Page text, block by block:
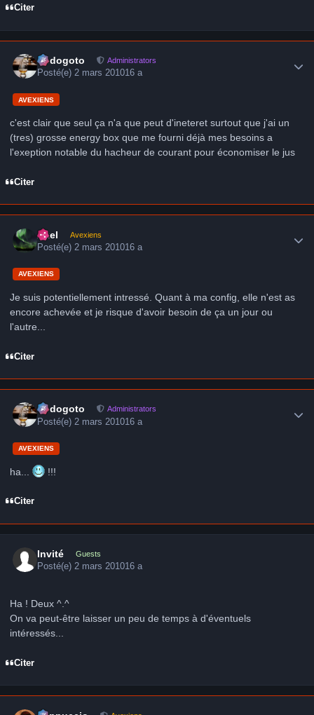
Citer
frédogoto Administrators
Posté(e)2 mars 201016 a
AVEXIENS
c'est clair que seul ça n'a que peut d'ineteret surtout que j'ai un
(tres) grosse energy box que me fourni déjà mes besoins a
l'exeption notable du hacheur de courant pour économiser le jus
Citer
Axel Avexiens
Posté(e)2 mars 201016 a
AVEXIENS
Je suis potentiellement intressé. Quant à ma config, elle n'est as
encore achevée et je risque d'avoir besoin de ça un jour ou
l'autre...
Citer
frédogoto Administrators
Posté(e) 2 mars 201016 a
AVEXIENS
ha... !!!
Citer
Invité Guests
Posté(e)2 mars 201016 a
Ha ! Deux ^.^
On va peut-être laisser un peu de temps à d'éventuels
intéressés...
Citer